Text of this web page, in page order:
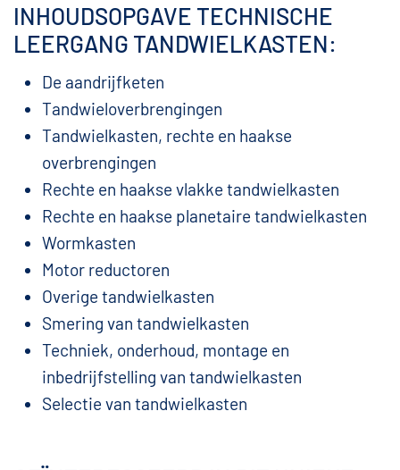
INHOUDSOPGAVE TECHNISCHE
LEERGANG TANDWIELKASTEN:
De aandrijfketen
Tandwieloverbrengingen
Tandwielkasten, rechte en haakse
overbrengingen
Rechte en haakse vlakke tandwielkasten
Rechte en haakse planetaire tandwielkasten
Wormkasten
Motor reductoren
Overige tandwielkasten
Smering van tandwielkasten
Techniek, onderhoud, montage en
inbedrijfstelling van tandwielkasten
Selectie van tandwielkasten